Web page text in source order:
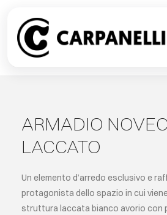
content
ARMADIO
LACCATO
Un elemento d’arredo esclusivo e
protagonista dello spazio in cui
struttura laccata bianco avorio con